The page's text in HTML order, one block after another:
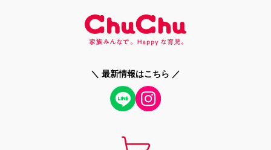
＼ 最新情報はこちら ／